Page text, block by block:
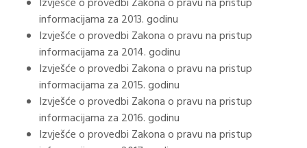
informacijama za 2013. godinu
Izvješće o provedbi Zakona o pravu na pristup
informacijama za 2014. godinu
Izvješće o provedbi Zakona o pravu na pristup
informacijama za 2015. godinu
Izvješće o provedbi Zakona o pravu na pristup
informacijama za 2016. godinu
Izvješće o provedbi Zakona o pravu na pristup